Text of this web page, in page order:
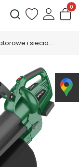
Otwórz wyszukiwarkę
Urządzenia akumulatorowe i sieciowe ogrodowe